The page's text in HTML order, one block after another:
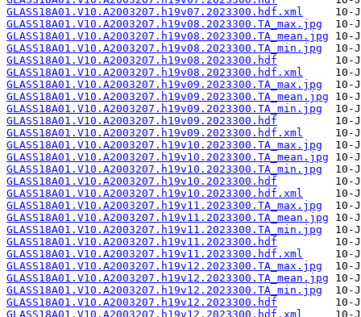
GLASS18A01.V10.A2003207.h19v07.2023300.hdf.xml
GLASS18A01.V10.A2003207.h19v08.2023300.TA_max.jpg
GLASS18A01.V10.A2003207.h19v08.2023300.TA_mean.jpg
GLASS18A01.V10.A2003207.h19v08.2023300.TA_min.jpg
GLASS18A01.V10.A2003207.h19v08.2023300.hdf
GLASS18A01.V10.A2003207.h19v08.2023300.hdf.xml
GLASS18A01.V10.A2003207.h19v09.2023300.TA_max.jpg
GLASS18A01.V10.A2003207.h19v09.2023300.TA_mean.jpg
GLASS18A01.V10.A2003207.h19v09.2023300.TA_min.jpg
GLASS18A01.V10.A2003207.h19v09.2023300.hdf
GLASS18A01.V10.A2003207.h19v09.2023300.hdf.xml
GLASS18A01.V10.A2003207.h19v10.2023300.TA_max.jpg
GLASS18A01.V10.A2003207.h19v10.2023300.TA_mean.jpg
GLASS18A01.V10.A2003207.h19v10.2023300.TA_min.jpg
GLASS18A01.V10.A2003207.h19v10.2023300.hdf
GLASS18A01.V10.A2003207.h19v10.2023300.hdf.xml
GLASS18A01.V10.A2003207.h19v11.2023300.TA_max.jpg
GLASS18A01.V10.A2003207.h19v11.2023300.TA_mean.jpg
GLASS18A01.V10.A2003207.h19v11.2023300.TA_min.jpg
GLASS18A01.V10.A2003207.h19v11.2023300.hdf
GLASS18A01.V10.A2003207.h19v11.2023300.hdf.xml
GLASS18A01.V10.A2003207.h19v12.2023300.TA_max.jpg
GLASS18A01.V10.A2003207.h19v12.2023300.TA_mean.jpg
GLASS18A01.V10.A2003207.h19v12.2023300.TA_min.jpg
GLASS18A01.V10.A2003207.h19v12.2023300.hdf
GLASS18A01.V10.A2003207.h19v12.2023300.hdf.xml